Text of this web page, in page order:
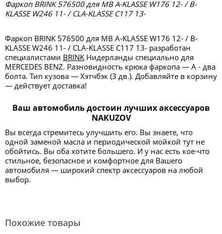
Фаркоп BRINK 576500 для MB A-KLASSE W176 12- / B-
KLASSE W246 11- / CLA-KLASSE C117 13-
Фаркоп BRINK 576500 для MB A-KLASSE W176 12- / B-
KLASSE W246 11- / CLA-KLASSE C117 13- разработан
специалистами BRINK Нидерланды специально для
MERCEDES BENZ. Разновидность крюка фаркопа — А - два
болта. Тип кузова — Хэтчбэк (3 дв.). Добавляйте в корзину
— действует доставка!
Ваш автомобиль достоин лучших аксессуаров
NAKUZOV
Вы всегда стремитесь улучшить его. Вы знаете, что
одной заменой масла и периодической мойкой тут не
обойтись. Вы оба хотите большего. И у нас есть кое-что
стильное, безопасное и комфортное для Вашего
автомобиля — широкий спектр аксессуаров на любой
выбор.
Похожие товары